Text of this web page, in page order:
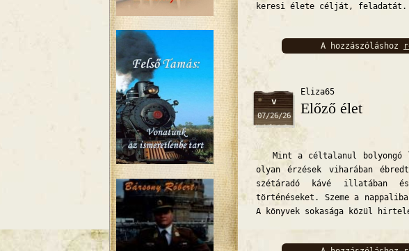
keresi élete célját, feladatát.
A hozzászóláshoz
v
07/26/26
Eliza65
Előző élet
Mint a céltalanul bolyongó
olyan érzések viharában
szétáradó kávé illatában
történéseket. Szeme a
A könyvek sokasága közül